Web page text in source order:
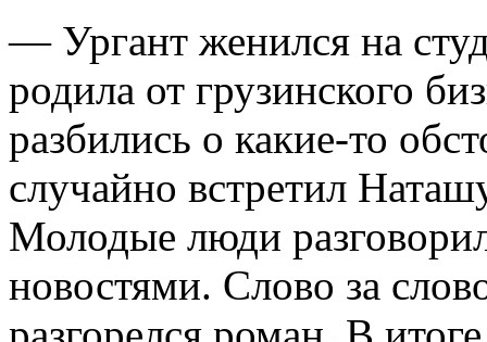
— Ургант женился на
родила от грузинского
разбились о какие-то
случайно встретил
Молодые люди
новостями. Слово за